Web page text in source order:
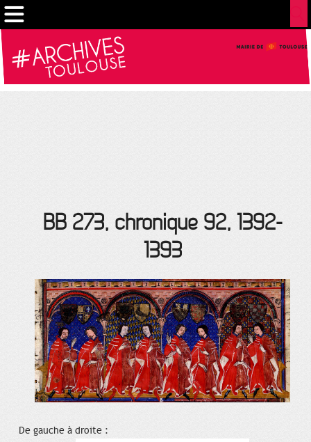
BB 273, chronique 92, 1392-
1393
De gauche à droite :
Gestion de vos préférences sur les cookies